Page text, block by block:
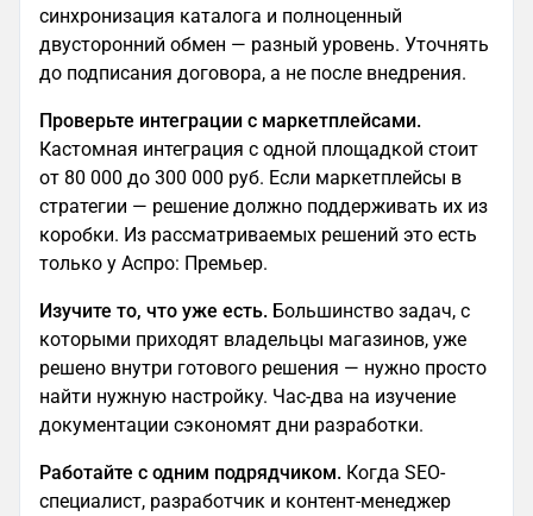
синхронизация каталога и полноценный
двусторонний обмен — разный уровень. Уточнять
до подписания договора, а не после внедрения.
Проверьте интеграции с маркетплейсами.
Кастомная интеграция с одной площадкой стоит
от 80 000 до 300 000 руб. Если маркетплейсы в
стратегии — решение должно поддерживать их из
коробки. Из рассматриваемых решений это есть
только у Аспро: Премьер.
Изучите то, что уже есть. Большинство задач, с
которыми приходят владельцы магазинов, уже
решено внутри готового решения — нужно просто
найти нужную настройку. Час-два на изучение
документации сэкономят дни разработки.
Работайте с одним подрядчиком. Когда SEO-
специалист, разработчик и контент-менеджер